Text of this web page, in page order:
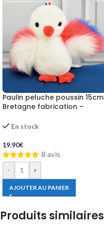
Paulin peluche poussin 15cm
Bretagne fabrication –
En stock
19.90€
8 avis
- +
AJOUTER AU PANIER
Produits similaires